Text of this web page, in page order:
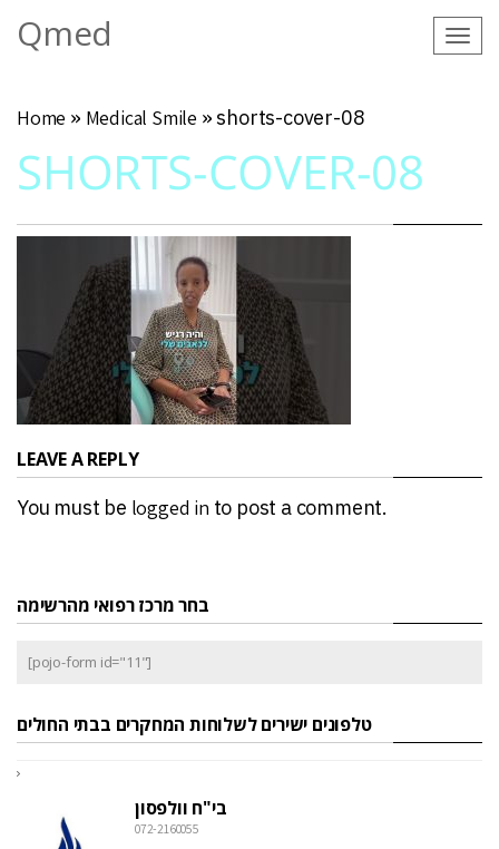
Qmed
Home » Medical Smile »shorts-cover-08
SHORTS-COVER-08
LEAVE A REPLY
You must be logged in to post a comment.
בחר מרכז רפואי מהרשימה
[pojo-form id="11"]
טלפונים ישירים לשלוחות המחקרים בבתי החולים
בי"ח וולפסון
072-2160055